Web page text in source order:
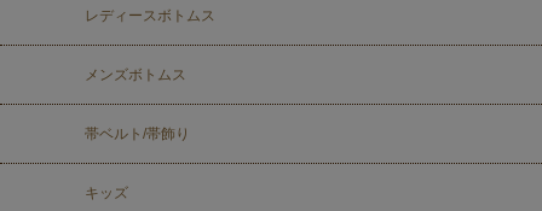
レディースボトムス
メンズボトムス
帯ベルト/帯飾り
キッズ